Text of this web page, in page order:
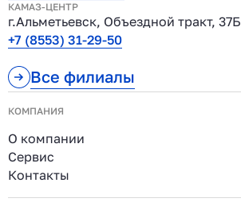
КАМАЗ-ЦЕНТР
г.Альметьевск, Объездной тракт, 37Б
+7 (8553) 31-29-50
Все филиалы
КОМПАНИЯ
О компании
Сервис
Контакты